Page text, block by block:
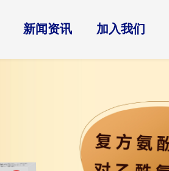
新闻资讯 加入我们